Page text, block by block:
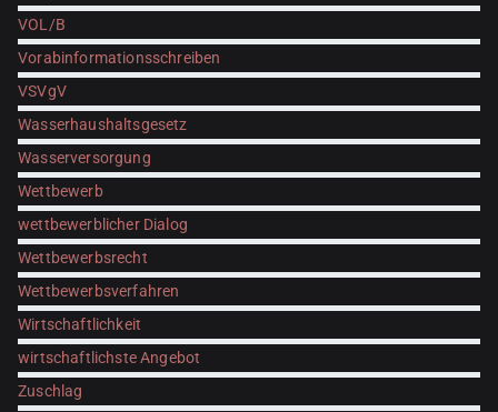
VOL/B
Vorabinformationsschreiben
VSVgV
Wasserhaushaltsgesetz
Wasserversorgung
Wettbewerb
wettbewerblicher Dialog
Wettbewerbsrecht
Wettbewerbsverfahren
Wirtschaftlichkeit
wirtschaftlichste Angebot
Zuschlag